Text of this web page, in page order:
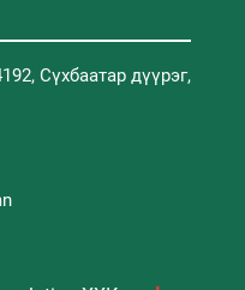
Сүхбаатар дүүрэг,